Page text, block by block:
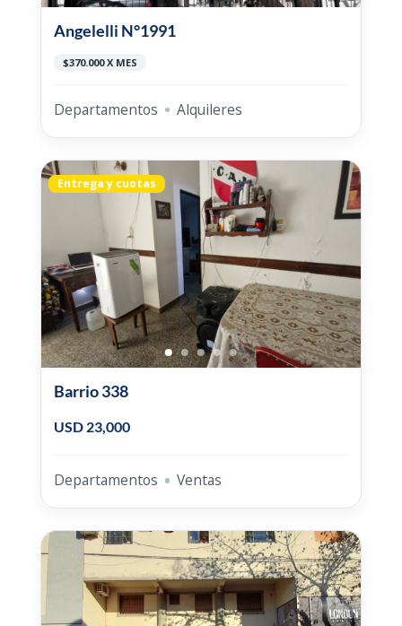
Angelelli N°1991
$370.000 X MES
Departamentos Alquileres
Entrega y cuotas
Barrio 338
USD 23,000
Departamentos Ventas